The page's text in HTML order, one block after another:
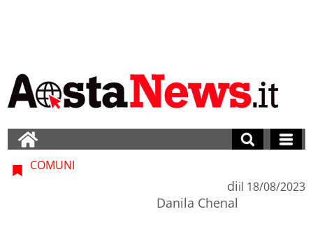
COMUNI
di
Danila Chenal
il 18/08/2023